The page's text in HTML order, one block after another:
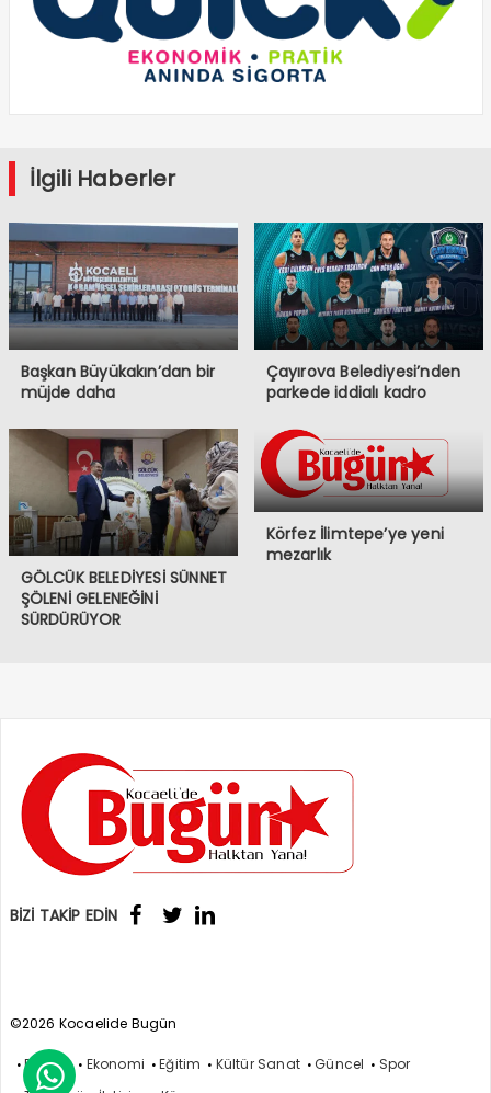
İlgili Haberler
Başkan Büyükakın’dan bir
müjde daha
Çayırova Belediyesi’nden
parkede iddialı kadro
GÖLCÜK BELEDİYESİ SÜNNET
ŞÖLENİ GELENEĞİNİ
SÜRDÜRÜYOR
Körfez İlimtepe’ye yeni
mezarlık
BİZİ TAKİP EDİN
©2026 Kocaelide Bugün
Politika Ekonomi Eğitim Kültür Sanat Güncel
Spor
